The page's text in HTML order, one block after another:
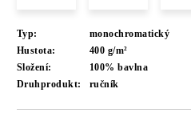
Typ:
monochromatický
Hustota:
400 g/m²
Složení:
100% bavlna
Druhprodukt:
ručník